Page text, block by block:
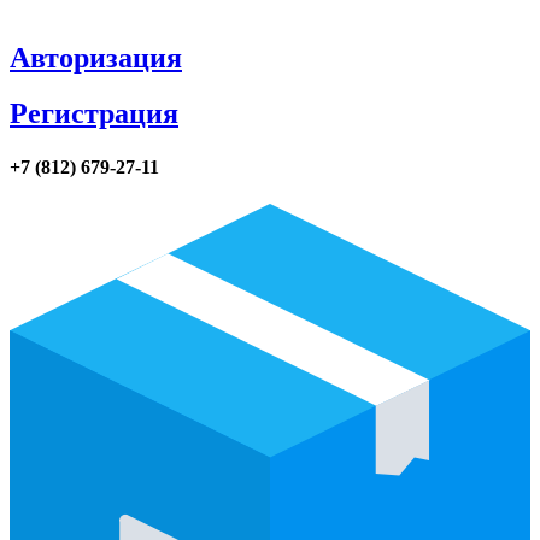
Авторизация
Регистрация
+7 (812) 679-27-11